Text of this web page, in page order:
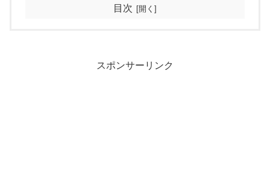
目次
スポンサーリンク